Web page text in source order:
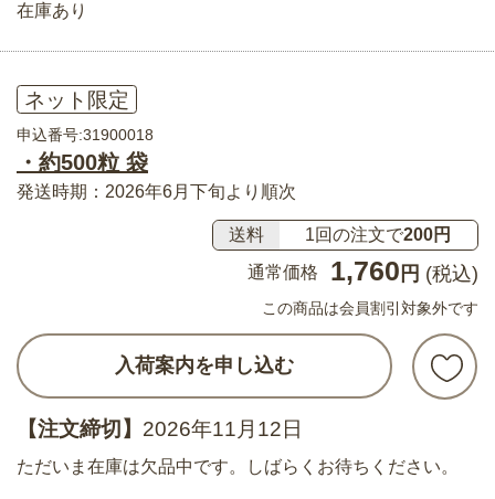
在庫あり
ネット限定
申込番号:31900018
・約500粒 袋
発送時期：2026年6月下旬より順次
送料 1回の注文で200円
通常価格
1,760 円 (税込)
この商品は会員割引対象外です
入荷案内を申し込む
【注文締切】 2026年11月12日
ただいま在庫は欠品中です。しばらくお待ちください。